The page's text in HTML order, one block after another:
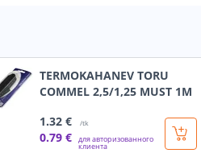
TERMOKAHANEV TORU
COMMEL 2,5/1,25 MUST 1M
1.32 € /tk
0.79 € для авторизованного
клиента